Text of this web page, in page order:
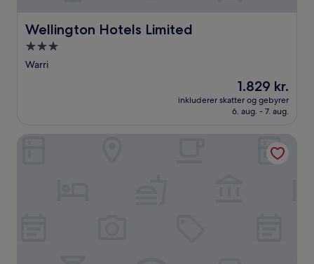
Wellington Hotels Limited
Wellington Hotels Limited
3.0-
stjernet
Warri
Prisen
er
1.829 kr.
1.829 kr.
inkluderer skatter og gebyrer
6. aug. - 7. aug.